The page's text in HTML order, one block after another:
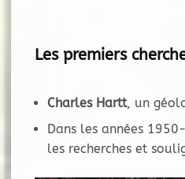
Les premiers
Charles Hartt, un
Dans les années
les recherches et